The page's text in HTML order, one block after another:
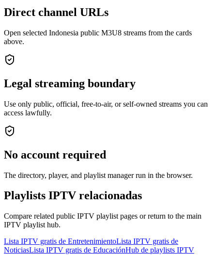
Direct channel URLs
Open selected Indonesia public M3U8 streams from the cards
above.
Legal streaming boundary
Use only public, official, free-to-air, or self-owned streams you can
access lawfully.
No account required
The directory, player, and playlist manager run in the browser.
Playlists IPTV relacionadas
Compare related public IPTV playlist pages or return to the main
IPTV playlist hub.
Lista IPTV gratis de EntretenimientoLista IPTV gratis de
NoticiasLista IPTV gratis de EducaciónHub de playlists IPTV